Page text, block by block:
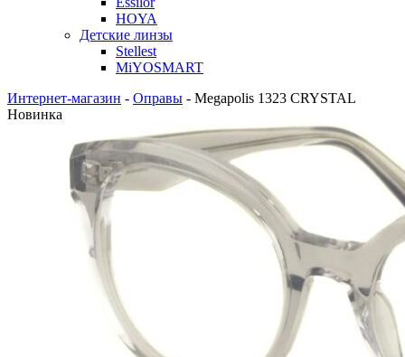
HOYA
Детские линзы
Stellest
MiYOSMART
Интернет-магазин - Оправы - Megapolis 1323 CRYSTAL
Новинка